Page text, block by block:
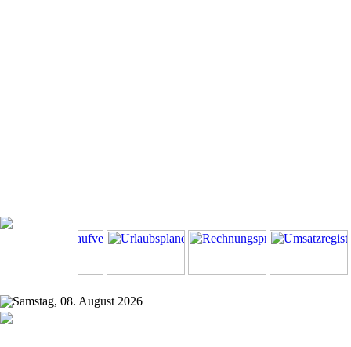
Samstag, 08. August 2026